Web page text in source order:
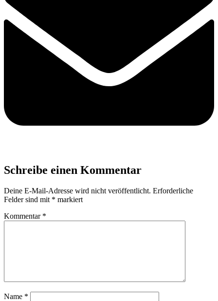
Schreibe einen Kommentar
Deine E-Mail-Adresse wird nicht veröffentlicht. Erforderliche
Felder sind mit * markiert
Kommentar *
Name *